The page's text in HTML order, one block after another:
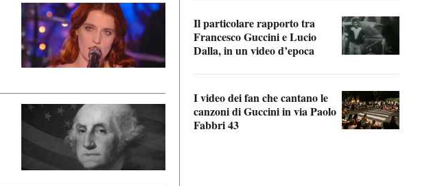
Il particolare rapporto tra
Francesco Guccini e Lucio
Dalla, in un video d’epoca
I video dei fan che cantano le
canzoni di Guccini in via Paolo
Fabbri 43